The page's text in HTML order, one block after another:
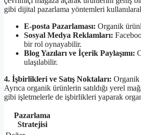
gibi dijital pazarlama yöntemleri
E-posta Pazarlaması: Organik
Sosyal Medya Reklamları:
bir rol oynayabilir.
Blog Yazıları ve İçerik Paylaşımı:
ulaşılabilir.
4. İşbirlikleri ve Satış Noktaları: Organik
Ayrıca organik ürünlerin satıldığı yerel
gibi işletmelerle de işbirlikleri yaparak
Pazarlama
Stratejisi